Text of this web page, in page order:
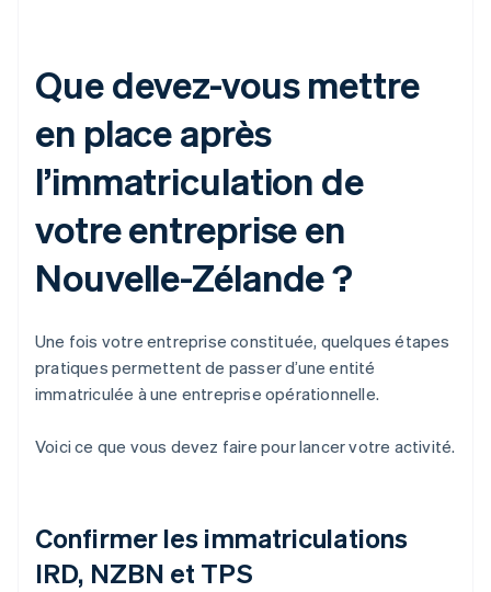
Que devez-vous mettre
en place après
l’immatriculation de
votre entreprise en
Nouvelle-Zélande ?
Une fois votre entreprise constituée, quelques étapes
pratiques permettent de passer d’une entité
immatriculée à une entreprise opérationnelle.
Voici ce que vous devez faire pour lancer votre activité.
Confirmer les immatriculations
IRD, NZBN et TPS